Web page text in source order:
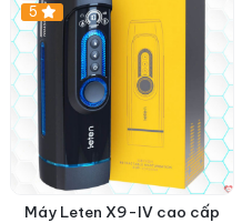
Hot
5
Máy Leten X9-IV cao cấp